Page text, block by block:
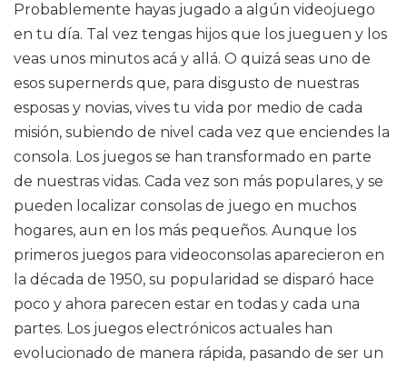
Probablemente hayas jugado a algún videojuego
en tu día. Tal vez tengas hijos que los jueguen y los
veas unos minutos acá y allá. O quizá seas uno de
esos supernerds que, para disgusto de nuestras
esposas y novias, vives tu vida por medio de cada
misión, subiendo de nivel cada vez que enciendes la
consola. Los juegos se han transformado en parte
de nuestras vidas. Cada vez son más populares, y se
pueden localizar consolas de juego en muchos
hogares, aun en los más pequeños. Aunque los
primeros juegos para videoconsolas aparecieron en
la década de 1950, su popularidad se disparó hace
poco y ahora parecen estar en todas y cada una
partes. Los juegos electrónicos actuales han
evolucionado de manera rápida, pasando de ser un